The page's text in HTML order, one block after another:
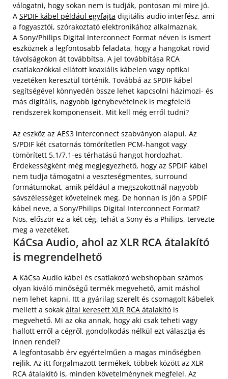
válogatni, hogy sokan nem is tudják, pontosan mi mire jó.
A SPDIF kábel például egyfajta digitális audio interfész, ami
a fogyasztói, szórakoztató elektronikához alkalmaznak.
A Sony/Philips Digital Interconnect Format néven is ismert
eszköznek a legfontosabb feladata, hogy a hangokat rövid
távolságokon át továbbítsa. A jel továbbítása RCA
csatlakozókkal ellátott koaxiális kábelen vagy optikai
vezetéken keresztül történik. Továbbá az SPDIF kábel
segítségével könnyedén össze lehet kapcsolni házimozi- és
más digitális, nagyobb igénybevételnek is megfelelő
rendszerek komponenseit. Mit kell még erről tudni?
Az eszköz az AES3 interconnect szabványon alapul. Az
S/PDIF két csatornás tömörítetlen PCM-hangot vagy
tömörített 5.1/7.1-es térhatású hangot hordozhat.
Érdekességként még megjegyezhető, hogy az SPDIF kábel
nem tudja támogatni a veszteségmentes, surround
formátumokat, amik például a megszokottnál nagyobb
sávszélességet követelnek meg. De honnan is jön a SPDIF
kábel neve, a Sony/Philips Digital Interconnect Format?
Nos, először ez a két cég, tehát a Sony és a Philips, tervezte
meg a vezetéket.
KáCsa Audio, ahol az XLR RCA átalakító
is megrendelhető
A KáCsa Audio kábel és csatlakozó webshopban számos
olyan kiváló minőségű termék megvehető, amit máshol
nem lehet kapni. Itt a gyárilag szerelt és csomagolt kábelek
mellett a sokak által keresett XLR RCA átalakító is
megvehető. Mi az oka annak, hogy aki csak teheti vagy
hallott erről a cégről, gondolkodás nélkül ezt választja és
innen rendel?
A legfontosabb érv egyértelműen a magas minőségben
rejlik. Az itt forgalmazott termékek, többek között az XLR
RCA átalakító is, minden követelménynek megfelel. Az